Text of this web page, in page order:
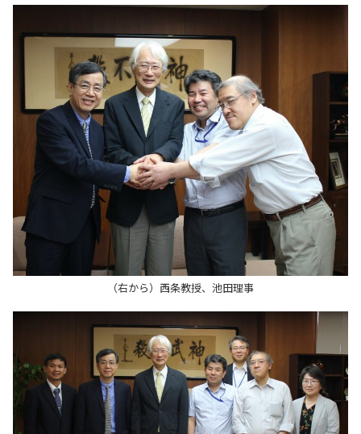
（右から）西条教授、池田理事